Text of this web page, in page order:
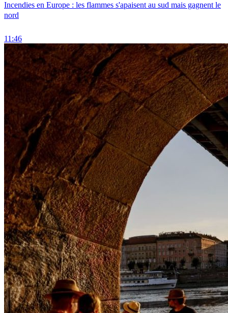
Incendies en Europe : les flammes s'apaisent au sud mais gagnent le
nord
11:46